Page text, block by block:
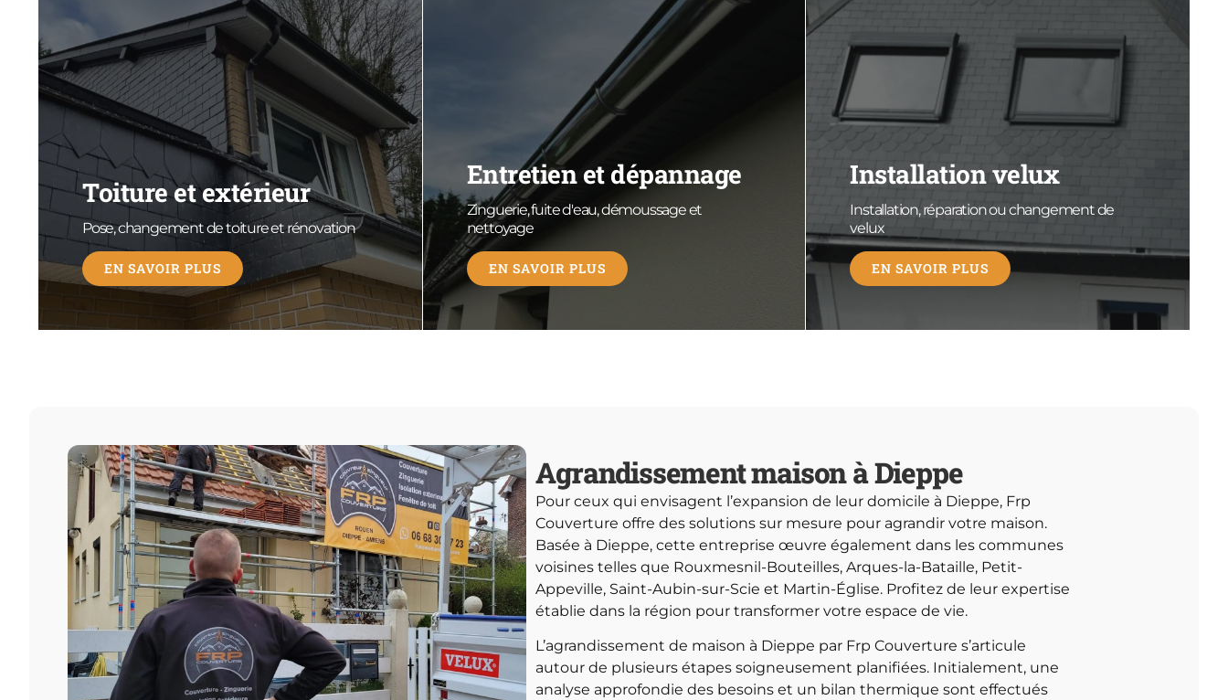
Toiture et extérieur
Pose, changement de toiture et rénovation
EN SAVOIR PLUS
Entretien et dépannage
Zinguerie, fuite d'eau, démoussage et
nettoyage
EN SAVOIR PLUS
Installation velux
Installation, réparation ou changement de
velux
EN SAVOIR PLUS
Agrandissement maison à Dieppe
Pour ceux qui envisagent l’expansion de leur domicile à Dieppe, Frp
Couverture offre des solutions sur mesure pour agrandir votre maison.
Basée à Dieppe, cette entreprise œuvre également dans les communes
voisines telles que Rouxmesnil-Bouteilles, Arques-la-Bataille, Petit-
Appeville, Saint-Aubin-sur-Scie et Martin-Église. Profitez de leur expertise
établie dans la région pour transformer votre espace de vie.
L’agrandissement de maison à Dieppe par Frp Couverture s’articule
autour de plusieurs étapes soigneusement planifiées. Initialement, une
analyse approfondie des besoins et un bilan thermique sont effectués